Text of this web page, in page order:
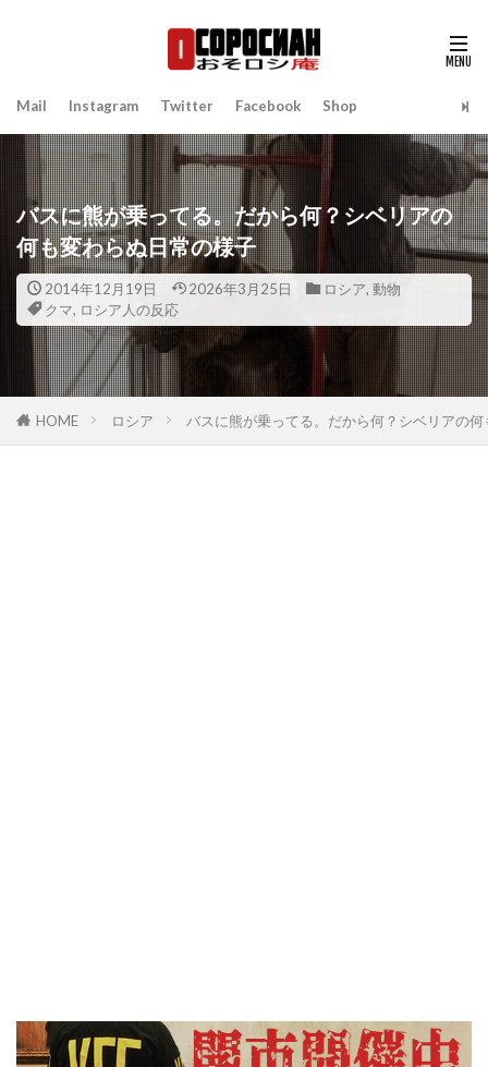
Mail Instagram Twitter Facebook Shop
バスに熊が乗ってる。だから何？シベリアの
何も変わらぬ日常の様子
2014年12月19日 2026年3月25日 ロシア, 動物
クマ, ロシア人の反応
HOME ロシア バスに熊が乗ってる。だから何？シベリアの